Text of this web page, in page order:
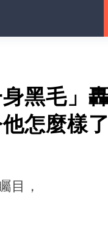
黑毛」
怎麼樣了
目，